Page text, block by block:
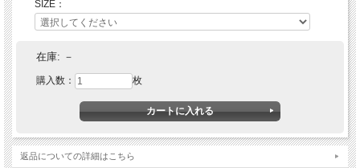
SIZE：
在庫: －
購入数： 枚
返品についての詳細はこちら